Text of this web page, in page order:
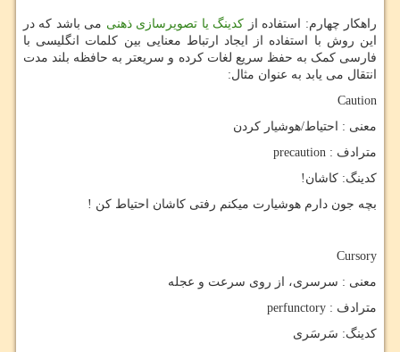
راهکار چهارم: استفاده از کدینگ یا تصویرسازی ذهنی می باشد که در
این روش با استفاده از ایجاد ارتباط معنایی بین کلمات انگلیسی با
فارسی کمک به حفظ سریع لغات کرده و سریعتر به حافظه بلند مدت
انتقال می یابد به عنوان مثال:
Caution
معنی : احتیاط/هوشیار کردن
مترادف : precaution
کدینگ: کاشان!
بچه جون دارم هوشیارت میکنم رفتی کاشان احتیاط کن !
Cursory
معنی : سرسری، از روی سرعت و عجله
مترادف : perfunctory
کدینگ: سَرسَری